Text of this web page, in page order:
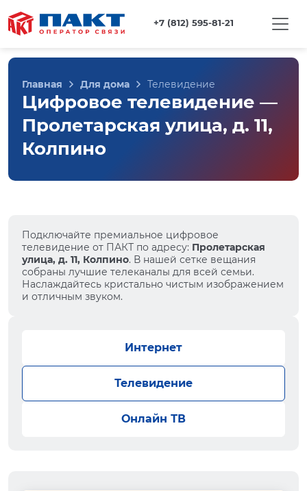
+7 (812) 595-81-21
Главная Для дома Телевидение
Цифровое телевидение —
Пролетарская улица, д. 11,
Колпино
Подключайте премиальное цифровое
телевидение от ПАКТ по адресу: Пролетарская
улица, д. 11, Колпино. В нашей сетке вещания
собраны лучшие телеканалы для всей семьи.
Наслаждайтесь кристально чистым изображением
и отличным звуком.
Интернет
Телевидение
Онлайн ТВ